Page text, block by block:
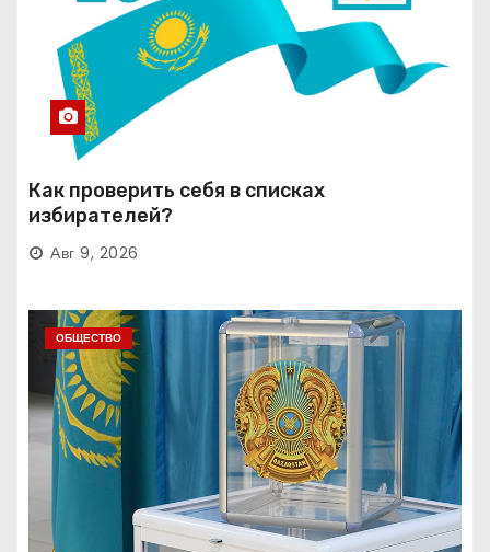
Как проверить себя в списках
избирателей?
Авг 9, 2026
ОБЩЕСТВО